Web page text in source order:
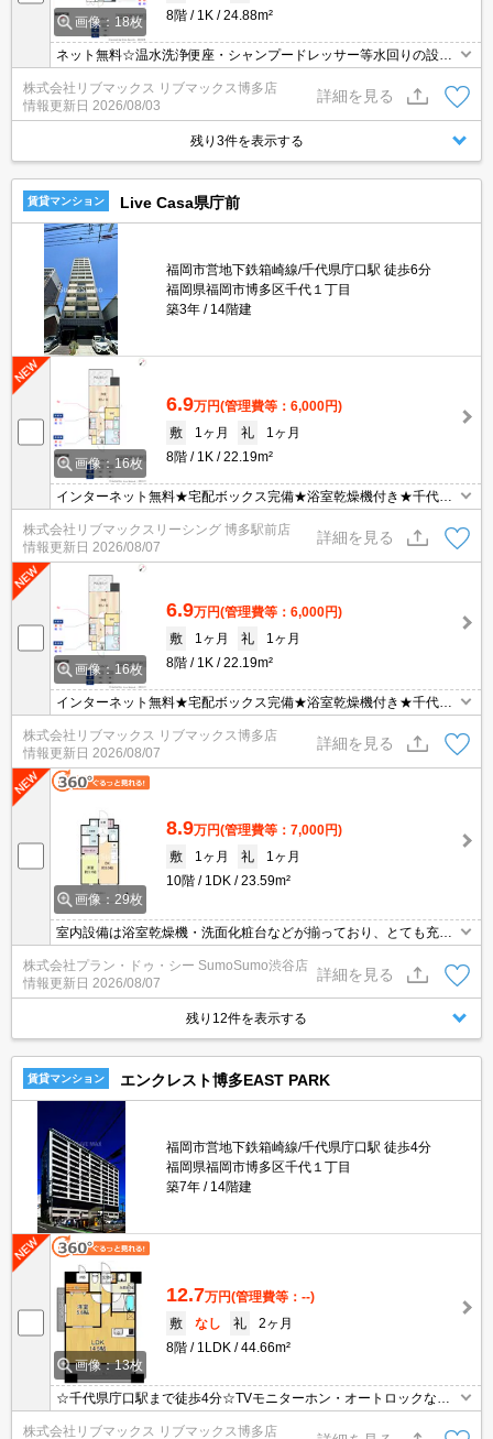
画像：18枚
8階
1K 24.88m²
ネット無料☆温水洗浄便座・シャンプードレッサー等水回りの設備
も充実！！
株式会社リブマックス リブマックス博多店
情報更新日 2026/08/03
詳細を見る
残り3件を表示する
賃貸マンション Live Casa県庁前
福岡市営地下鉄箱崎線/千代県庁口駅 徒歩6分
福岡県福岡市博多区千代１丁目
築3年
14階建
画像：16枚
6.9万円(管理費等：6,000円)
敷
1ヶ月 礼
1ヶ月
8階
1K 22.19m²
インターネット無料★宅配ボックス完備★浴室乾燥機付き★千代県
庁口駅まで徒歩圏内★
株式会社リブマックスリーシング 博多駅前店
情報更新日 2026/08/07
詳細を見る
画像：16枚
6.9万円(管理費等：6,000円)
敷
1ヶ月 礼
1ヶ月
8階
1K 22.19m²
インターネット無料★宅配ボックス完備★浴室乾燥機付き★千代県
庁口駅まで徒歩圏内★
株式会社リブマックス リブマックス博多店
情報更新日 2026/08/07
詳細を見る
画像：29枚
8.9万円(管理費等：7,000円)
敷
1ヶ月 礼
1ヶ月
10階
1DK 23.59m²
室内設備は浴室乾燥機・洗面化粧台などが揃っており、とても充実
しています。セキュリティ面は、オートロック・TVインターホンな
どを備え付けているので安心して暮らせます。共用部には宅配ボッ
クスが備え付けられているため、忙しくて在宅可時間が少なくても
荷物を受け取れます。フローリングのマンションは、レイアウトも
株式会社プラン・ドゥ・シー SumoSumo渋谷店
情報更新日 2026/08/07
詳細を見る
残り12件を表示する
賃貸マンション エンクレスト博多EAST PARK
福岡市営地下鉄箱崎線/千代県庁口駅 徒歩4分
福岡県福岡市博多区千代１丁目
築7年
14階建
画像：13枚
12.7万円(管理費等：--)
敷
なし 礼
2ヶ月
8階
1LDK 44.66m²
☆千代県庁口駅まで徒歩4分☆TVモニターホン・オートロックなど
備充実☆
株式会社リブマックス リブマックス博多店